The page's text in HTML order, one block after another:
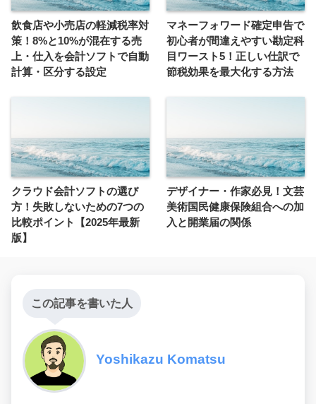
飲食店や小売店の軽減税率対
策！8%と10%が混在する売
上・仕入を会計ソフトで自動
計算・区分する設定
マネーフォワード確定申告で
初心者が間違えやすい勘定科
目ワースト5！正しい仕訳で
節税効果を最大化する方法
クラウド会計ソフトの選び
方！失敗しないための7つの
比較ポイント【2025年最新
版】
デザイナー・作家必見！文芸
美術国民健康保険組合への加
入と開業届の関係
この記事を書いた人
Yoshikazu Komatsu